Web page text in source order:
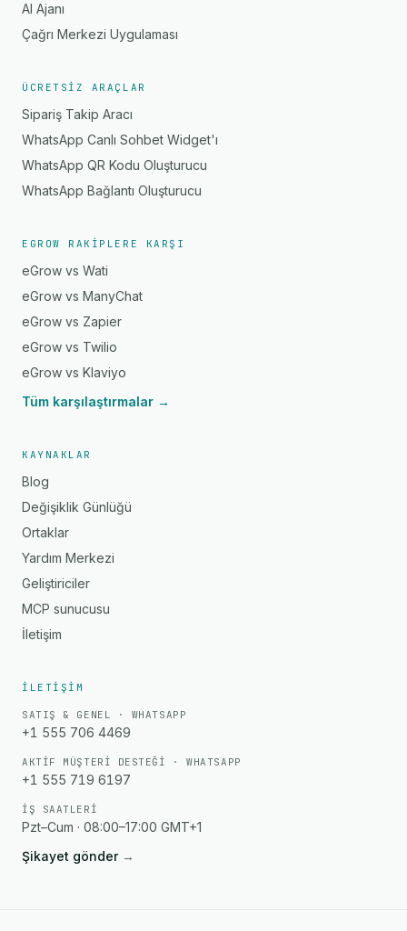
AI Ajanı
Çağrı Merkezi Uygulaması
ÜCRETSIZ ARAÇLAR
Sipariş Takip Aracı
WhatsApp Canlı Sohbet Widget'ı
WhatsApp QR Kodu Oluşturucu
WhatsApp Bağlantı Oluşturucu
EGROW RAKIPLERE KARŞI
eGrow vs Wati
eGrow vs ManyChat
eGrow vs Zapier
eGrow vs Twilio
eGrow vs Klaviyo
Tüm karşılaştırmalar →
KAYNAKLAR
Blog
Değişiklik Günlüğü
Ortaklar
Yardım Merkezi
Geliştiriciler
MCP sunucusu
İletişim
İLETIŞIM
SATIŞ & GENEL · WHATSAPP
+1 555 706 4469
AKTIF MÜŞTERI DESTEĞI · WHATSAPP
+1 555 719 6197
İŞ SAATLERI
Pzt–Cum · 08:00–17:00 GMT+1
Şikayet gönder →